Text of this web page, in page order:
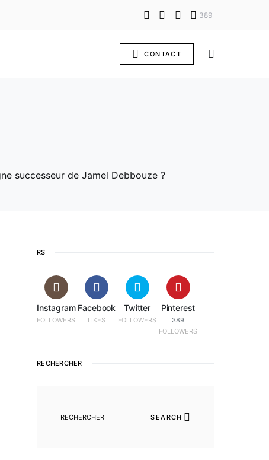
389
CONTACT
successeur de Jamel Debbouze ?
RS
Instagram
FOLLOWERS
Facebook
LIKES
Twitter
FOLLOWERS
Pinterest
389
FOLLOWERS
RECHERCHER
SEARCH